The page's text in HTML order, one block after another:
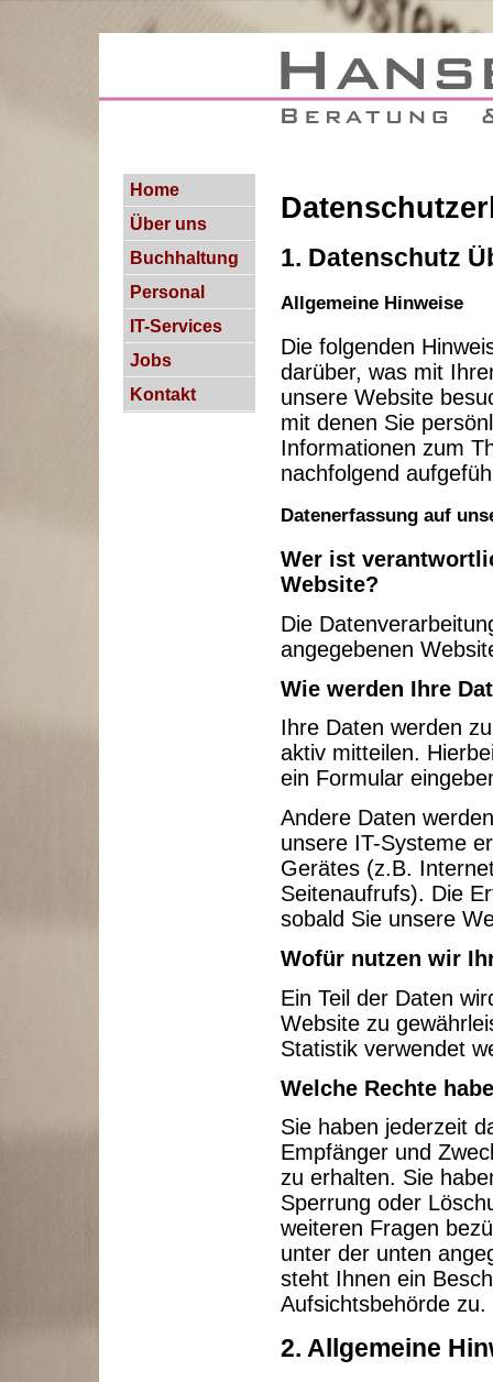
Home
Über uns
Buchhaltung
Personal
IT-Services
Jobs
Kontakt
1. Datenschutz
Allgemeine Hinweise
Die folgenden
darüber, was mit
unsere Website
mit denen Sie
Informationen zum
nachfolgend
Datenerfassung auf
Wer ist
Website?
Die
angegebenen
Wie werden Ihre
Ihre Daten werden
aktiv mitteilen.
ein Formular
Andere Daten
unsere IT-Systeme
Gerätes (z.B.
Seitenaufrufs). Die
sobald Sie unsere
Wofür nutzen wir
Ein Teil der Daten
Website zu
Statistik verwendet
Welche Rechte
Sie haben jederzeit
Empfänger und
zu erhalten. Sie
Sperrung oder
weiteren Fragen
unter der unten
steht Ihnen ein
Aufsichtsbehörde zu.
2. Allgemeine